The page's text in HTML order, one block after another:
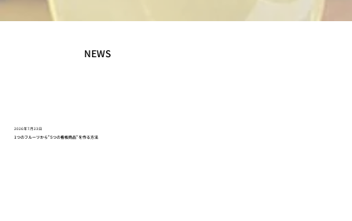
NEWS
2026年7月23日
1つのフルーツから"5つの看板商品"を作る方法